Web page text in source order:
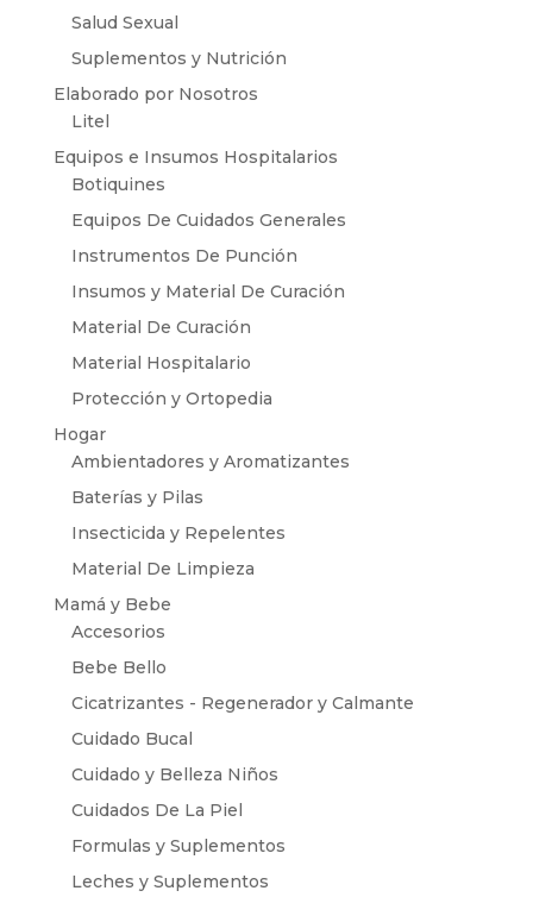
Salud Sexual
Suplementos y Nutrición
Elaborado por Nosotros
Litel
Equipos e Insumos Hospitalarios
Botiquines
Equipos De Cuidados Generales
Instrumentos De Punción
Insumos y Material De Curación
Material De Curación
Material Hospitalario
Protección y Ortopedia
Hogar
Ambientadores y Aromatizantes
Baterías y Pilas
Insecticida y Repelentes
Material De Limpieza
Mamá y Bebe
Accesorios
Bebe Bello
Cicatrizantes - Regenerador y Calmante
Cuidado Bucal
Cuidado y Belleza Niños
Cuidados De La Piel
Formulas y Suplementos
Leches y Suplementos